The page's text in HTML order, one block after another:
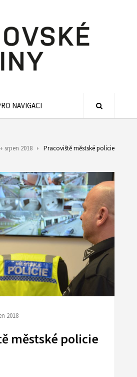
NAVIGACI
srpen 2018
Pracoviště městské policie
2018
městské policie